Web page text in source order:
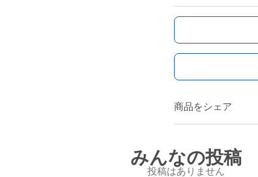
商品をシェア
みんなの投稿
投稿はありません